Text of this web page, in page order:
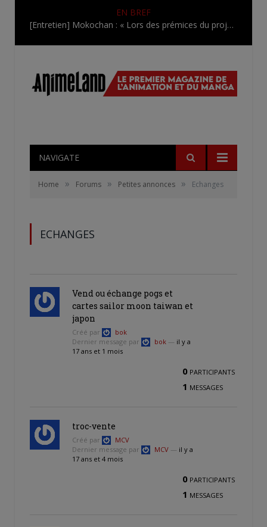
EN BREF
[Entretien] Mokochan : « Lors des prémices du projet, il était déjà demandé de suivre au mieux le manga originel.»
NAVIGATE
Home » Forums » Petites annonces » Echanges
ECHANGES
Vend ou échange pogs et
cartes sailor moon taiwan et
japon
Créé par
bok
Dernier message par
bok — il y a
17 ans et 1 mois
0 PARTICIPANTS
1 MESSAGES
troc-vente
Créé par
MCV
Dernier message par
MCV — il y a
17 ans et 4 mois
0 PARTICIPANTS
1 MESSAGES